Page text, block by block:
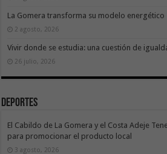
La Gomera transforma su modelo energético
2 agosto, 2026
Vivir donde se estudia: una cuestión de
26 julio, 2026
Deportes
El Cabildo de La Gomera y el Costa Adeje
para promocionar el producto local
3 agosto, 2026